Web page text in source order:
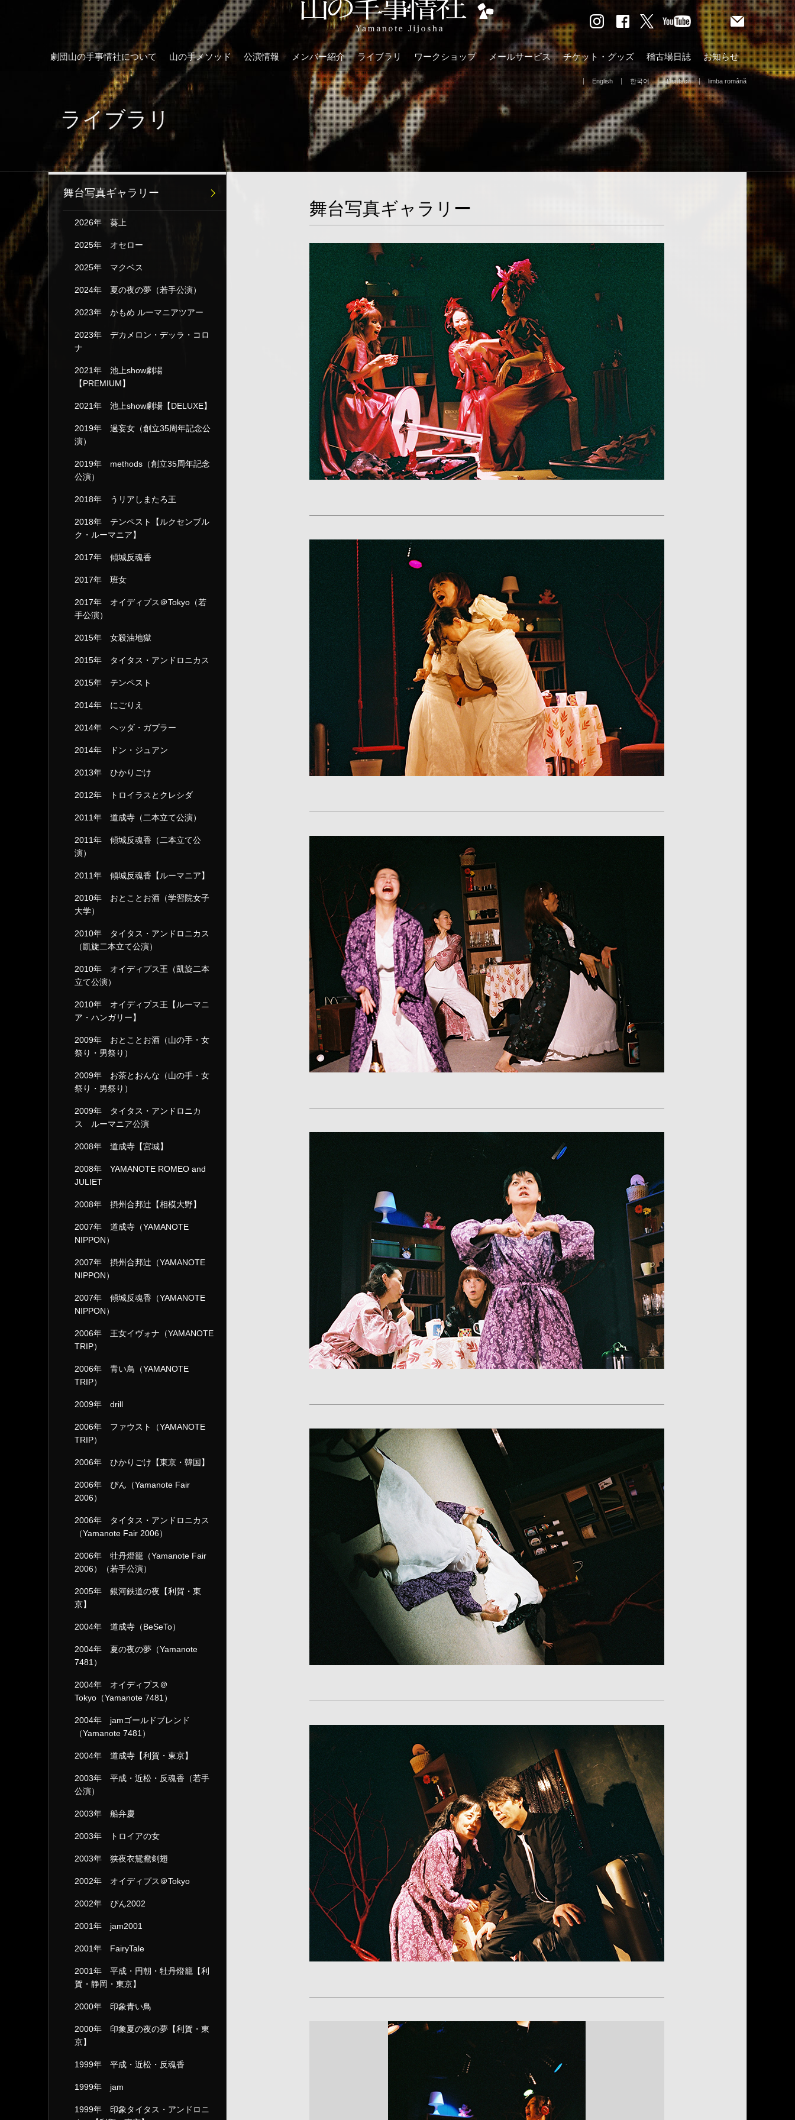
劇団山の手事情社について 山の手メソッド 公演情報 メンバー紹介 ライブラリ ワークショップ メールサービス チケット・グッズ 稽古場日誌 お知らせ
English 한국어 Deutsch limba română
ライブラリ
舞台写真ギャラリー
舞台写真ギャラリー
2026年 葵上
2025年 オセロー
2025年 マクベス
2024年 夏の夜の夢（若手公演）
2023年 かもめ ルーマニアツアー
2023年 デカメロン・デッラ・コロ
ナ
2021年 池上show劇場
【PREMIUM】
2021年 池上show劇場【DELUXE】
2019年 過妄女（創立35周年記念公
演）
2019年 methods（創立35周年記念
公演）
2018年 うリアしまたろ王
2018年 テンペスト【ルクセンブル
ク・ルーマニア】
2017年 傾城反魂香
2017年 班女
2017年 オイディプス＠Tokyo（若
手公演）
2015年 女殺油地獄
2015年 タイタス・アンドロニカス
2015年 テンペスト
2014年 にごりえ
2014年 ヘッダ・ガブラー
2014年 ドン・ジュアン
2013年 ひかりごけ
2012年 トロイラスとクレシダ
2011年 道成寺（二本立て公演）
2011年 傾城反魂香（二本立て公
演）
2011年 傾城反魂香【ルーマニア】
2010年 おとことお酒（学習院女子
大学）
2010年 タイタス・アンドロニカス
（凱旋二本立て公演）
2010年 オイディプス王（凱旋二本
立て公演）
2010年 オイディプス王【ルーマニ
ア・ハンガリー】
2009年 おとことお酒（山の手・女
祭り・男祭り）
2009年 お茶とおんな（山の手・女
祭り・男祭り）
2009年 タイタス・アンドロニカ
ス ルーマニア公演
2008年 道成寺【宮城】
2008年 YAMANOTE ROMEO and
JULIET
2008年 摂州合邦辻【相模大野】
2007年 道成寺（YAMANOTE
NIPPON）
2007年 摂州合邦辻（YAMANOTE
NIPPON）
2007年 傾城反魂香（YAMANOTE
NIPPON）
2006年 王女イヴォナ（YAMANOTE
TRIP）
2006年 青い鳥（YAMANOTE
TRIP）
2009年 drill
2006年 ファウスト（YAMANOTE
TRIP）
2006年 ひかりごけ【東京・韓国】
2006年 ぴん（Yamanote Fair
2006）
2006年 タイタス・アンドロニカス
（Yamanote Fair 2006）
2006年 牡丹燈籠（Yamanote Fair
2006）（若手公演）
2005年 銀河鉄道の夜【利賀・東
京】
2004年 道成寺（BeSeTo）
2004年 夏の夜の夢（Yamanote
7481）
2004年 オイディプス＠
Tokyo（Yamanote 7481）
2004年 jamゴールドブレンド
（Yamanote 7481）
2004年 道成寺【利賀・東京】
2003年 平成・近松・反魂香（若手
公演）
2003年 船弁慶
2003年 トロイアの女
2003年 狭夜衣鴛鴦剣翅
2002年 オイディプス＠Tokyo
2002年 ぴん2002
2001年 jam2001
2001年 FairyTale
2001年 平成・円朝・牡丹燈籠【利
賀・静岡・東京】
2000年 印象青い鳥
2000年 印象夏の夜の夢【利賀・東
京】
1999年 平成・近松・反魂香
1999年 jam
1999年 印象タイタス・アンドロニ